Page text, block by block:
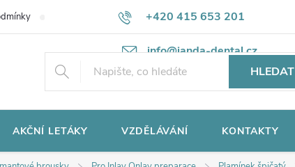
+420 415 653 201
info@janda-dental.cz
Potřebujete poradit? Ochrana osobních údajů
HLEDAT
AKČNÍ LETÁKY VZDĚLÁVÁNÍ KONTAKTY